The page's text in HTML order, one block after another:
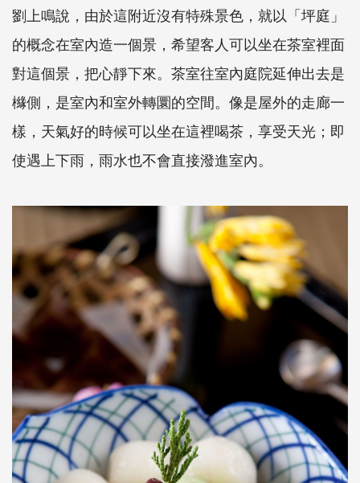
劉上鳴說，由於這附近沒有特殊景色，就以「坪庭」
的概念在室內造一個景，希望客人可以坐在茶室裡面
對這個景，把心靜下來。茶室往室內庭院延伸出去是
櫞側，是室內和室外轉圜的空間。像是屋外的走廊一
樣，天氣好的時候可以坐在這裡喝茶，享受天光；即
使遇上下雨，雨水也不會直接潑進室內。